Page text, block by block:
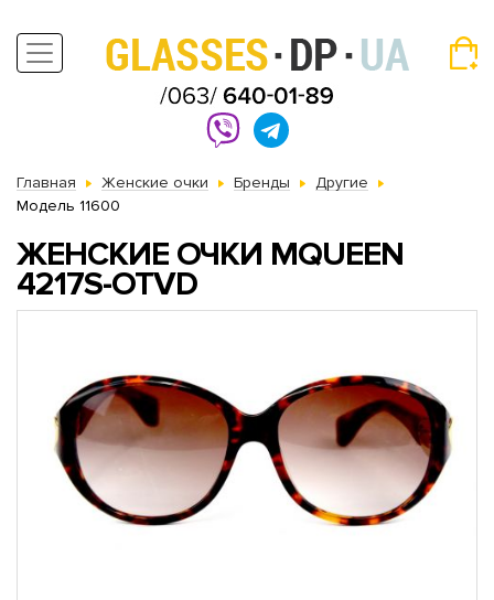
Главная Женские очки Бренды
Другие
Модель 11600
ЖЕНСКИЕ ОЧКИ MQUEEN
4217S-OTVD